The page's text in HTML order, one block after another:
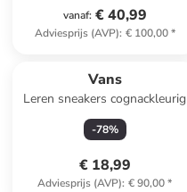
vanaf: € 40,99
Adviesprijs (AVP): € 100,00*
Vans
Leren sneakers cognackleurig
-78%
€ 18,99
Adviesprijs (AVP): € 90,00*